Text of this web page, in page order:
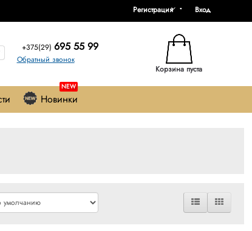
Вход
Регистрация
Корзина пуста
+375(29) 695 55 99
Обратный звонок
NEW
Новинки